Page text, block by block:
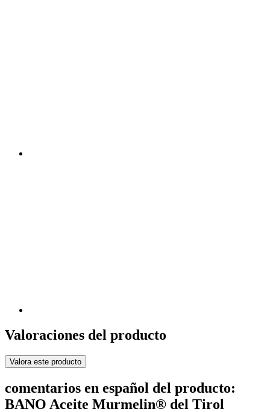
Valoraciones del producto
Valora este producto
comentarios en español del producto:
BANO Aceite Murmelin® del Tirol